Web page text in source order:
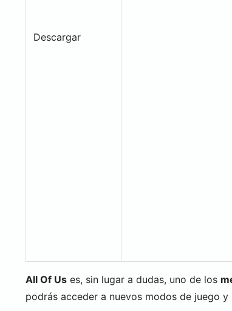
Descargar
All Of Us es, sin lugar a dudas, uno de los
podrás acceder a nuevos modos de juego